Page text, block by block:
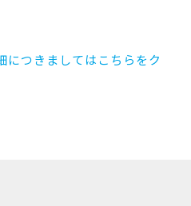
につきましてはこちらをク